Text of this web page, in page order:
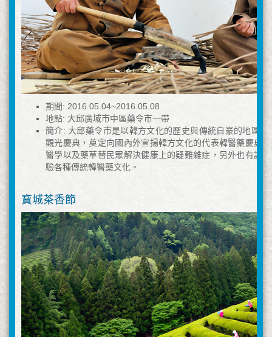
期間: 2016.05.04~2016.05.08
地點: 大邱廣域市中區藥令市一帶
簡介: 大邱藥令市是以韓方文化的歷史與傳統自豪的地區
觀光慶典，奠定向國內外宣揚韓方文化的代表韓醫藥慶典
醫學以及藥草替民眾解決健康上的疑難雜症，另外也有許
驗各種傳統韓醫藥文化。
寶城茶香節